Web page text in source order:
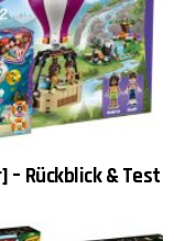
– Rückblick & Test